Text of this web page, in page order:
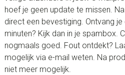
hoef je geen update te missen.
direct een bevestiging. Ontvang
minuten? Kijk dan in je spambox.
nogmaals goed. Fout ontdekt?
mogelijk via e-mail weten. Na
niet meer mogelijk.